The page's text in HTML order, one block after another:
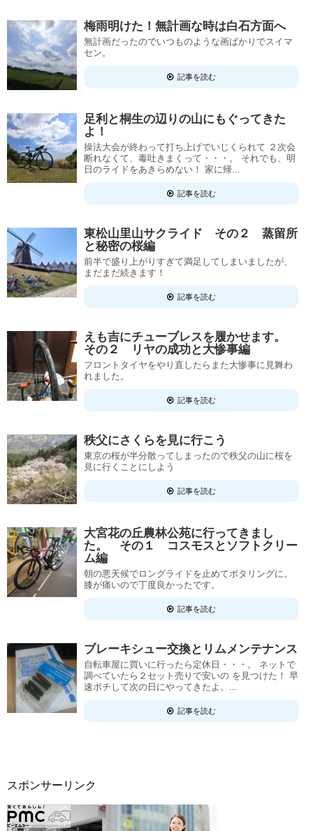
梅雨明けた！無計画な時は白石方面へ
無計画だったのでいつものような画ばかりでスイマ
セン。
記事を読む
足利と桐生の辺りの山にもぐってきた
よ！
操法大会が終わって打ち上げでいじくられて ２次会
断れなくて、毒吐きまくって・・・。 それでも、明
日のライドをあきらめない！ 家に帰...
記事を読む
東松山里山サクライド その２ 蒸留所
と秘密の桜編
前半で盛り上がりすぎて満足してしまいましたが、
まだまだ続きます！
記事を読む
えも吉にチューブレスを履かせます。
その２ リヤの成功と大惨事編
フロントタイヤをやり直したらまた大惨事に見舞わ
れました。
記事を読む
秩父にさくらを見に行こう
東京の桜が半分散ってしまったので秩父の山に桜を
見に行くことにしよう
記事を読む
大宮花の丘農林公苑に行ってきまし
た。 その１ コスモスとソフトクリー
ム編
朝の悪天候でロングライドを止めてポタリングに。
膝が痛いので丁度良かったです。
記事を読む
ブレーキシュー交換とリムメンテナンス
自転車屋に買いに行ったら定休日・・・。 ネットで
調べていたら２セット売りで安いの を見つけた！ 早
速ポチして次の日にやってきたよ。...
記事を読む
スポンサーリンク